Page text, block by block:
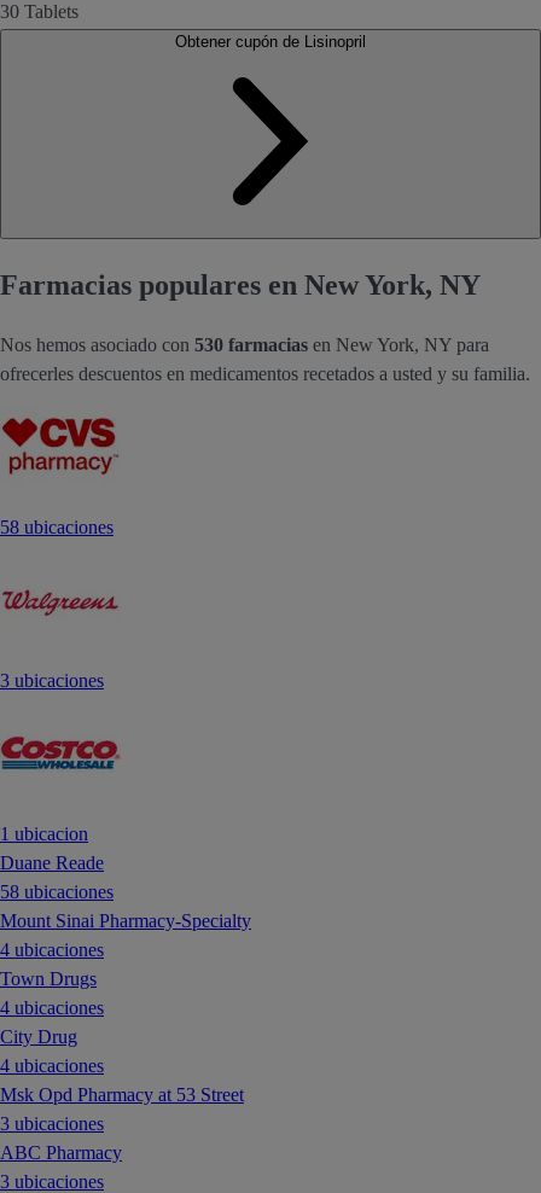
30 Tablets
Farmacias populares en New York, NY
Nos hemos asociado con 530 farmacias en New York, NY para
ofrecerles descuentos en medicamentos recetados a usted y su familia.
58 ubicaciones
3 ubicaciones
1 ubicacion
Duane Reade
58 ubicaciones
Mount Sinai Pharmacy-Specialty
4 ubicaciones
Town Drugs
4 ubicaciones
City Drug
4 ubicaciones
Msk Opd Pharmacy at 53 Street
3 ubicaciones
ABC Pharmacy
3 ubicaciones